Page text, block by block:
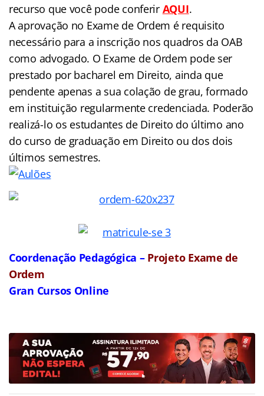
recurso que você pode conferir AQUI.
A aprovação no Exame de Ordem é requisito
necessário para a inscrição nos quadros da OAB
como advogado. O Exame de Ordem pode ser
prestado por bacharel em Direito, ainda que
pendente apenas a sua colação de grau, formado
em instituição regularmente credenciada. Poderão
realizá-lo os estudantes de Direito do último ano
do curso de graduação em Direito ou dos dois
últimos semestres.
Coordenação Pedagógica – Projeto Exame de
Ordem
Gran Cursos Online